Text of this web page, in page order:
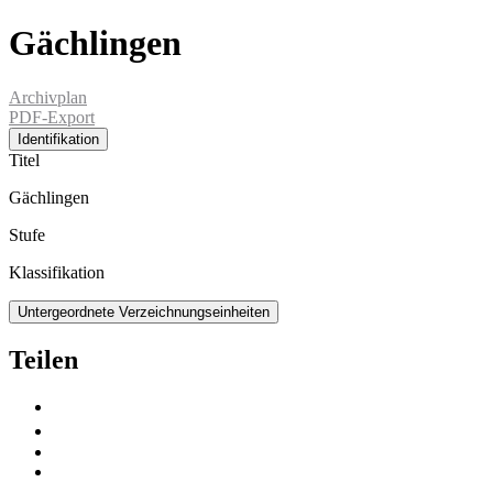
Gächlingen
Archivplan
PDF-Export
Identifikation
Titel
Gächlingen
Stufe
Klassifikation
Untergeordnete Verzeichnungseinheiten
Teilen